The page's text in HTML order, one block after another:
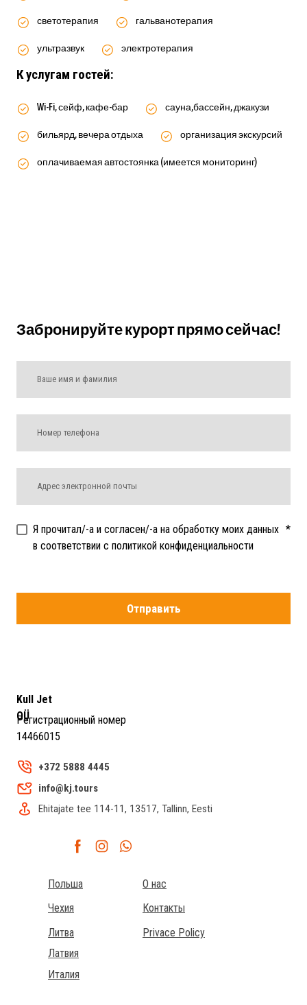
светотерапия гальванотерапия
ультразвук электротерапия
К услугам гостей:
Wi-Fi, сейф, кафе-бар сауна,бассейн, джакузи
бильярд, вечера отдыха организация экскурсий
оплачиваемая автостоянка (имеется мониторинг)
Забронируйте курорт прямо сейчас!
Я прочитал/-а и согласен/-а на обработку моих данных
в соответствии с политикой конфиденциальности
*
Отправить
Kull Jet
OÜ
Регистрационный номер
14466015
+372 5888 4445
info@kj.tours
Ehitajate tee 114-11, 13517, Tallinn, Eesti
Чехия
Польша
Литва Privace Policy
О нас
Контакты
Латвия
Италия